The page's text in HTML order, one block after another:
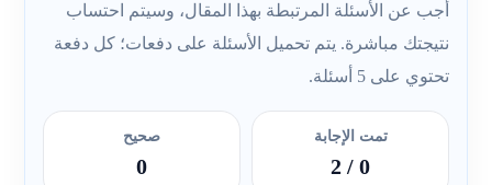
أجب عن الأسئلة المرتبطة بهذا المقال، وسيتم احتساب
نتيجتك مباشرة. يتم تحميل الأسئلة على دفعات؛ كل دفعة
تحتوي على 5 أسئلة.
تمت الإجابة
0
/ 2
صحيح
0